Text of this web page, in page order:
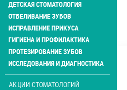
ДЕТСКАЯ СТОМАТОЛОГИЯ
ОТБЕЛИВАНИЕ ЗУБОВ
ИСПРАВЛЕНИЕ ПРИКУСА
ГИГИЕНА И ПРОФИЛАКТИКА
ПРОТЕЗИРОВАНИЕ ЗУБОВ
ИССЛЕДОВАНИЯ И ДИАГНОСТИКА
АКЦИИ СТОМАТОЛОГИЙ